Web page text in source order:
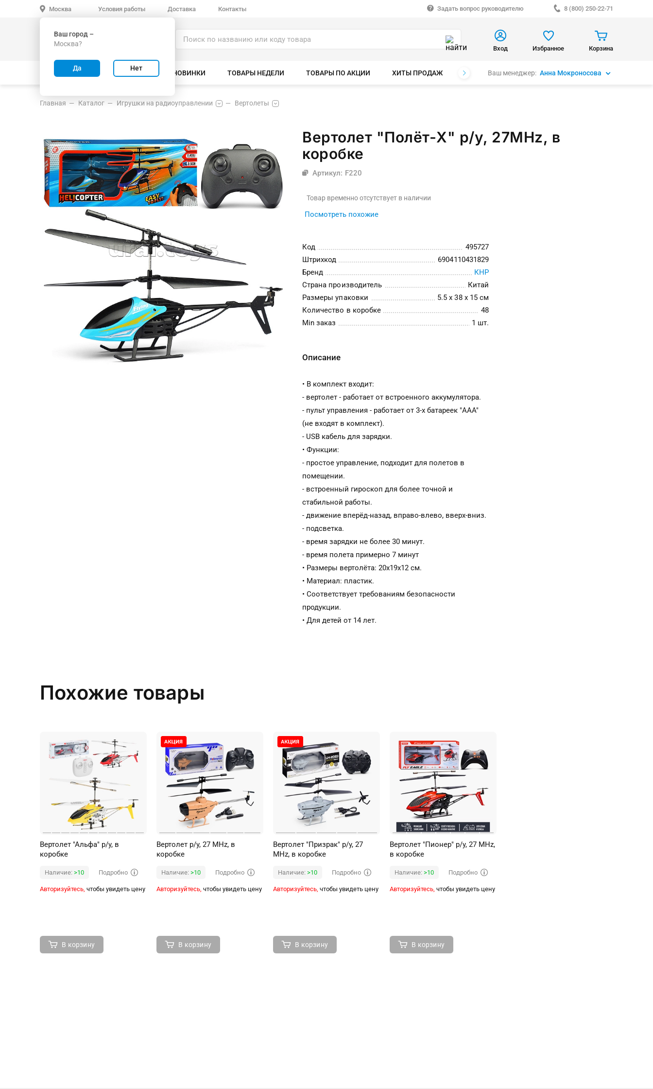
Москва
Ваш город –
Москва?
Да Нет
Условия работы Доставка Контакты Задать вопрос руководителю 8 (800) 250-22-71
Вход Избранное Корзина
ВСЕ ТОВАРЫ ВЕЛОСИПЕДЫ НОВИНКИ ТОВАРЫ НЕДЕЛИ ТОВАРЫ ПО АКЦИИ ХИТЫ ПРОДАЖ БРЕНДЫВаш менеджер: Анна Мокроносова
Главная Каталог Игрушки на радиоуправлении Вертолеты
Вертолет "Полёт-X" р/у, 27MHz, в
коробке
Артикул: F220
Товар временно отсутствует в наличии
Посмотреть похожие
Код
495727
Штрихкод
6904110431829
Бренд
КНР
Страна производитель
Китай
Размеры упаковки
5.5 x 38 x 15 см
Количество в коробке
48
Min заказ
1 шт.
Описание
• В комплект входит:
- вертолет - работает от встроенного аккумулятора.
- пульт управления - работает от 3-х батареек "AАА"
(не входят в комплект).
- USB кабель для зарядки.
• Функции:
- простое управление, подходит для полетов в
помещении.
- встроенный гироскоп для более точной и
стабильной работы.
- движение вперёд-назад, вправо-влево, вверх-вниз.
- подсветка.
- время зарядки не более 30 минут.
- время полета примерно 7 минут
• Размеры вертолёта: 20х19х12 см.
• Материал: пластик.
• Соответствует требованиям безопасности
продукции.
• Для детей от 14 лет.
Похожие товары
Вертолет "Альфа" р/у, в
коробке
Наличие: >10 Подробно
Авторизуйтесь, чтобы увидеть цену
В корзину
Вертолет р/у, 27 MHz, в
коробке
Наличие: >10 Подробно
Авторизуйтесь, чтобы увидеть цену
В корзину
Вертолет "Призрак" р/у, 27
MHz, в коробке
Наличие: >10 Подробно
Авторизуйтесь, чтобы увидеть цену
В корзину
Вертолет "Пионер" р/у, 27 MHz,
в коробке
Наличие: >10 Подробно
Авторизуйтесь, чтобы увидеть цену
В корзину